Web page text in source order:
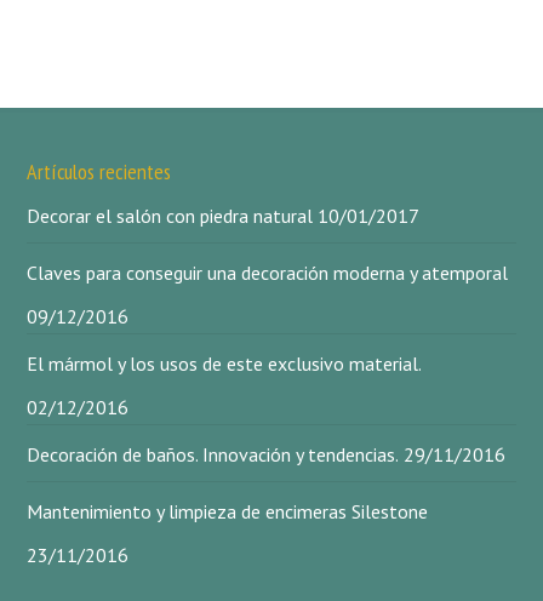
Artículos recientes
Decorar el salón con piedra natural 10/01/2017
Claves para conseguir una decoración moderna y atemporal
09/12/2016
El mármol y los usos de este exclusivo material.
02/12/2016
Decoración de baños. Innovación y tendencias. 29/11/2016
Mantenimiento y limpieza de encimeras Silestone
23/11/2016